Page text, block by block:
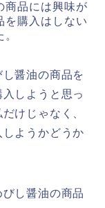
商品には興味が
を購入はしない
醤油の商品を
しようと思っ
けじゃなく、
ようかどうか
し醤油の商品